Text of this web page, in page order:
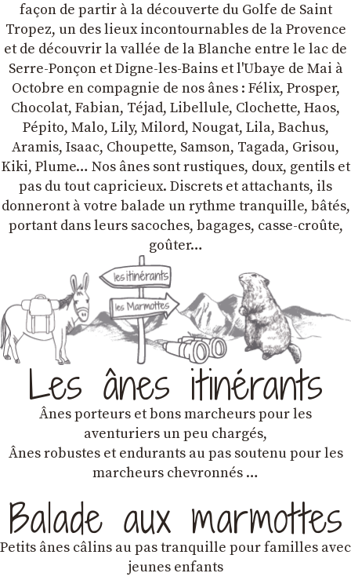
façon de partir à la découverte du Golfe de Saint
Tropez, un des lieux incontournables de la Provence
et de découvrir la vallée de la Blanche entre le lac de
Serre-Ponçon et Digne-les-Bains et l'Ubaye de Mai à
Octobre en compagnie de nos ânes : Félix, Prosper,
Chocolat, Fabian, Téjad, Libellule, Clochette, Haos,
Pépito, Malo, Lily, Milord, Nougat, Lila, Bachus,
Aramis, Isaac, Choupette, Samson, Tagada, Grisou,
Kiki, Plume… Nos ânes sont rustiques, doux, gentils et
pas du tout capricieux. Discrets et attachants, ils
donneront à votre balade un rythme tranquille, bâtés,
portant dans leurs sacoches, bagages, casse-croûte,
goûter…
Les ânes itinérants
Ânes porteurs et bons marcheurs pour les
aventuriers un peu chargés,
Ânes robustes et endurants au pas soutenu pour les
marcheurs chevronnés …
Balade aux marmottes
Petits ânes câlins au pas tranquille pour familles avec
jeunes enfants